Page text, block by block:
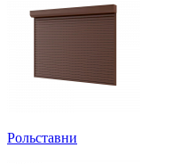
Рольставни